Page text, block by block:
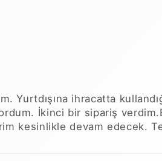
Yurtdışına ihracatta
İkinci bir sipariş
kesinlikle devam edecek.